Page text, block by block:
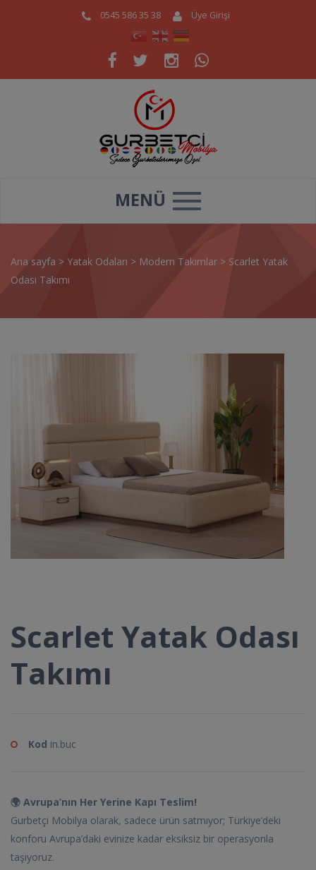
0545 586 35 38 Üye Girişi
MENÜ
Ana sayfa > Yatak Odaları > Modern Takımlar > Scarlet Yatak
Odası Takımı
Scarlet Yatak Odası
Takımı
Kod in.buc
🌍 Avrupa’nın Her Yerine Kapı Teslim!
Gurbetçi Mobilya olarak, sadece ürün satmıyor; Türkiye’deki
konforu Avrupa’daki evinize kadar eksiksiz bir operasyonla
taşıyoruz.